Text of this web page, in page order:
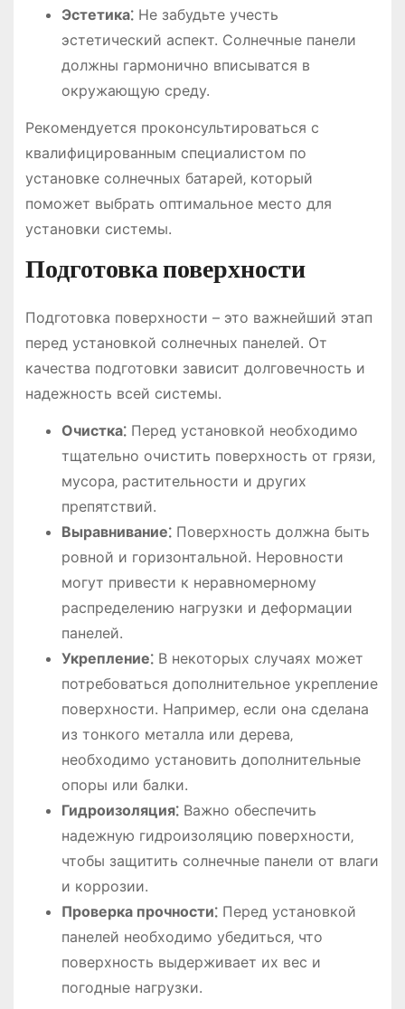
Эстетика⁚Не забудьте учесть
эстетический аспект. Солнечные панели
должны гармонично вписыватся в
окружающую среду.
Рекомендуется проконсультироваться с
квалифицированным специалистом по
установке солнечных батарей‚ который
поможет выбрать оптимальное место для
установки системы.
Подготовка поверхности
Подготовка поверхности – это важнейший этап
перед установкой солнечных панелей. От
качества подготовки зависит долговечность и
надежность всей системы.
Очистка⁚Перед установкой необходимо
тщательно очистить поверхность от грязи‚
мусора‚ растительности и других
препятствий.
Выравнивание⁚Поверхность должна быть
ровной и горизонтальной. Неровности
могут привести к неравномерному
распределению нагрузки и деформации
панелей.
Укрепление⁚В некоторых случаях может
потребоваться дополнительное укрепление
поверхности. Например‚ если она сделана
из тонкого металла или дерева‚
необходимо установить дополнительные
опоры или балки.
Гидроизоляция⁚Важно обеспечить
надежную гидроизоляцию поверхности‚
чтобы защитить солнечные панели от влаги
и коррозии.
Проверка прочности⁚Перед установкой
панелей необходимо убедиться‚ что
поверхность выдерживает их вес и
погодные нагрузки.